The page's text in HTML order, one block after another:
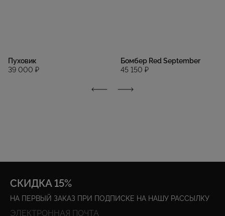
Пуховик
39 000 ₽
Бомбер Red September
45 150 ₽
СКИДКА 15%
НА ПЕРВЫЙ ЗАКАЗ ПРИ ПОДПИСКЕ НА НАШУ РАССЫЛКУ